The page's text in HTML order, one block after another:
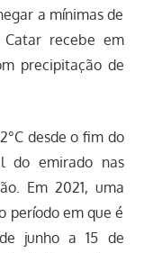
a mínimas de
recebe em
precipitação de
desde o fim do
do emirado nas
Em 2021, uma
período em que é
junho a 15 de